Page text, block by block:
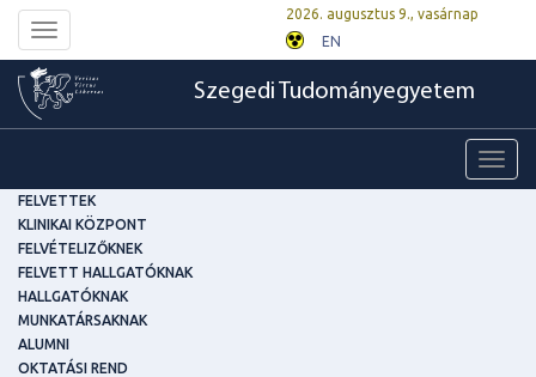
Toggle
navigation
2026. augusztus 9., vasárnap
EN
Szegedi Tudományegyetem
FELVETTEK
KLINIKAI KÖZPONT
FELVÉTELIZŐKNEK
FELVETT HALLGATÓKNAK
HALLGATÓKNAK
MUNKATÁRSAKNAK
ALUMNI
OKTATÁSI REND